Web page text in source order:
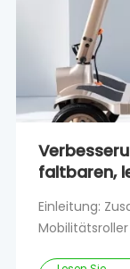
faltbaren,
Einleitung: